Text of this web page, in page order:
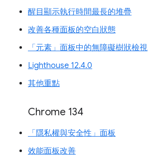
醒目顯示執行時間最長的堆疊
改善各種面板的空白狀態
「元素」面板中的無障礙樹狀檢視
Lighthouse 12.4.0
其他重點
Chrome 134
「隱私權與安全性」面板
效能面板改善